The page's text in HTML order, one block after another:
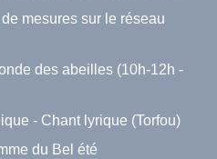
mesures sur le réseau
des abeilles (10h-12h -
- Chant lyrique (Torfou)
du Bel été